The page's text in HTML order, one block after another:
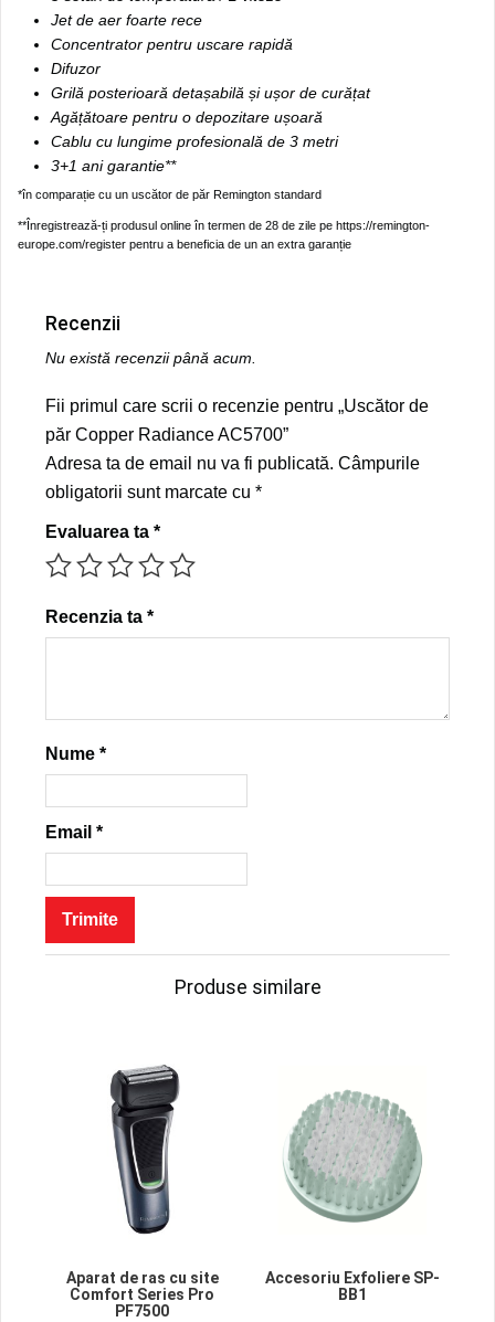
Jet de aer foarte rece
Concentrator pentru uscare rapidă
Difuzor
Grilă posterioară detașabilă și ușor de curățat
Agățătoare pentru o depozitare ușoară
Cablu cu lungime profesională de 3 metri
3+1 ani garantie**
*în comparație cu un uscător de păr Remington standard
**Înregistrează-ți produsul online în termen de 28 de zile pe https://remington-
europe.com/register pentru a beneficia de un an extra garanție
Recenzii
Nu există recenzii până acum.
Fii primul care scrii o recenzie pentru „Uscător de
păr Copper Radiance AC5700”
Adresa ta de email nu va fi publicată. Câmpurile
obligatorii sunt marcate cu *
Evaluarea ta *
Recenzia ta *
Nume *
Email *
Produse similare
Aparat de ras cu site
Comfort Series Pro
PF7500
Accesoriu Exfoliere SP-
BB1